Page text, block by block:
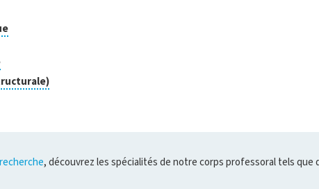
Cliquer
pour
ouvrir
Cliquer
, découvrez les spécialités de notre corps professoral tels